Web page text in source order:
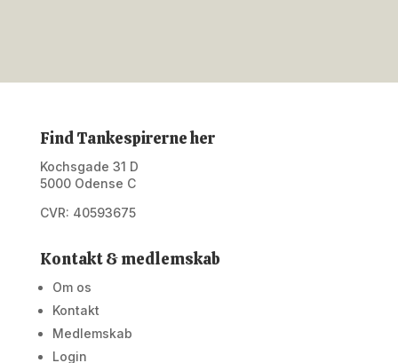
Find Tankespirerne her
Kochsgade 31 D
5000 Odense C
CVR: 40593675
Kontakt & medlemskab
Om os
Kontakt
Medlemskab
Login